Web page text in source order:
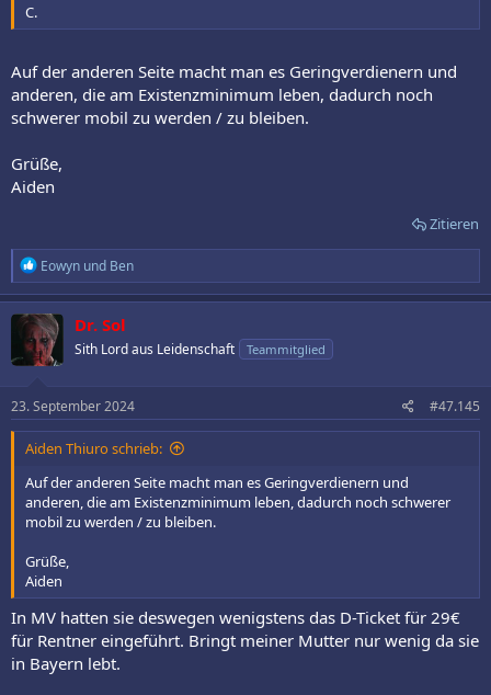
C.
Auf der anderen Seite macht man es Geringverdienern und
anderen, die am Existenzminimum leben, dadurch noch
schwerer mobil zu werden / zu bleiben.
Grüße,
Aiden
Zitieren
R
e
a
k
t
i
o
e
n
Eowyn und Ben
Dr. Sol
Sith Lord aus Leidenschaft Teammitglied
23. September 2024 #47.145
Aiden Thiuro schrieb:
Auf der anderen Seite macht man es Geringverdienern und
anderen, die am Existenzminimum leben, dadurch noch schwerer
mobil zu werden / zu bleiben.
Grüße,
Aiden
In MV hatten sie deswegen wenigstens das D-Ticket für 29€
für Rentner eingeführt. Bringt meiner Mutter nur wenig da sie
in Bayern lebt.